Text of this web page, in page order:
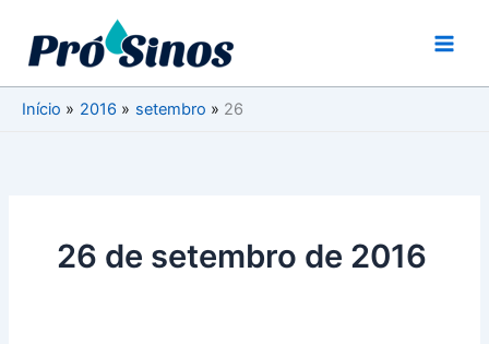
conteúdo
Início
2016 setembro 26
26 de setembro de 2016